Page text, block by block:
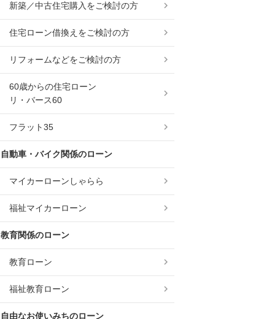
新築／中古住宅購入をご検討の方
住宅ローン借換えをご検討の方
リフォームなどをご検討の方
60歳からの住宅ローン
リ・バース60
フラット35
自動車・バイク関係のローン
マイカーローンしゃらら
福祉マイカーローン
教育関係のローン
教育ローン
福祉教育ローン
自由なお使いみちのローン